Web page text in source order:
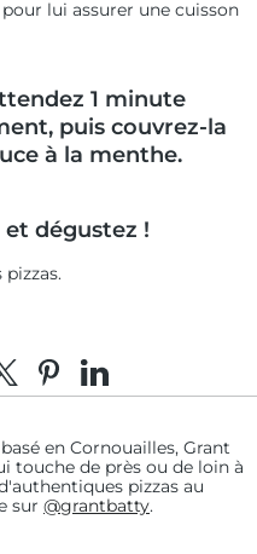
lui assurer une cuisson
1 minute
puis couvrez-la
à la menthe.
et dégustez !
sur Facebook
sur X
Épingler sur Pinterest
Partager sur
en Cornouailles, Grant
touche de près ou de loin à
pizzas au
sur @grantbatty.